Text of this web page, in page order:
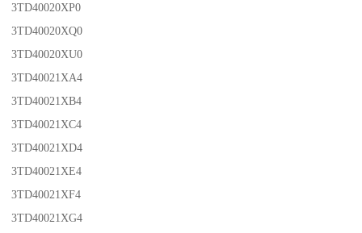
3TD40020XP0
3TD40020XQ0
3TD40020XU0
3TD40021XA4
3TD40021XB4
3TD40021XC4
3TD40021XD4
3TD40021XE4
3TD40021XF4
3TD40021XG4